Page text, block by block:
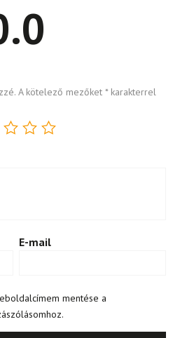
A kötelező mezőket *karakterrel
E-mail
mentése a